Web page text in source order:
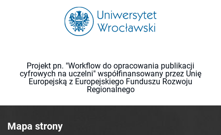
Projekt pn. "Workflow do opracowania publikacji
cyfrowych na uczelni" współfinansowany przez Unię
Europejską z Europejskiego Funduszu Rozwoju
Regionalnego
Mapa strony